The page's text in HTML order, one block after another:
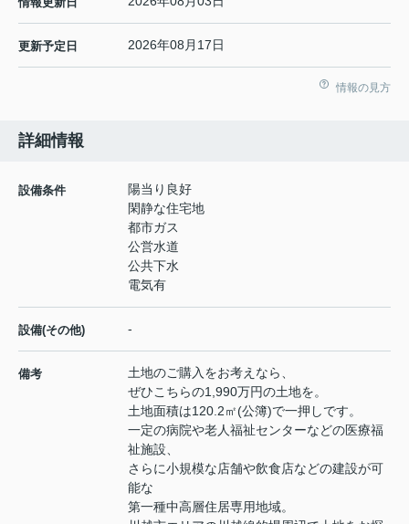
更新予定日 2026年08月17日
情報の見方
詳細情報
設備条件
陽当り良好
閑静な住宅地
都市ガス
公営水道
公共下水
電気有
設備(その他) -
備考
土地のご購入をお考えなら、
ぜひこちらの1,990万円の土地を。
土地面積は120.2㎡(公簿)で一押しです。
一定の病院や老人福祉センターなどの医療福
祉施設、
さらに小規模な店舗や飲食店などの建設が可
能な
第一種中高層住居専用地域。